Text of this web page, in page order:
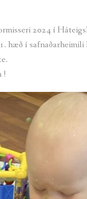
2024 í
hæð í
!